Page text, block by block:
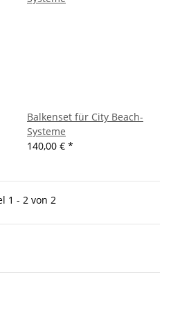
Balkenset für City Beach-
Systeme
140,00 € *
1 - 2 von 2